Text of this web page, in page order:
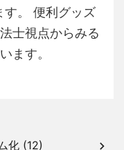
す。 便利グッズ
士視点からみる
ます。
化 (12)